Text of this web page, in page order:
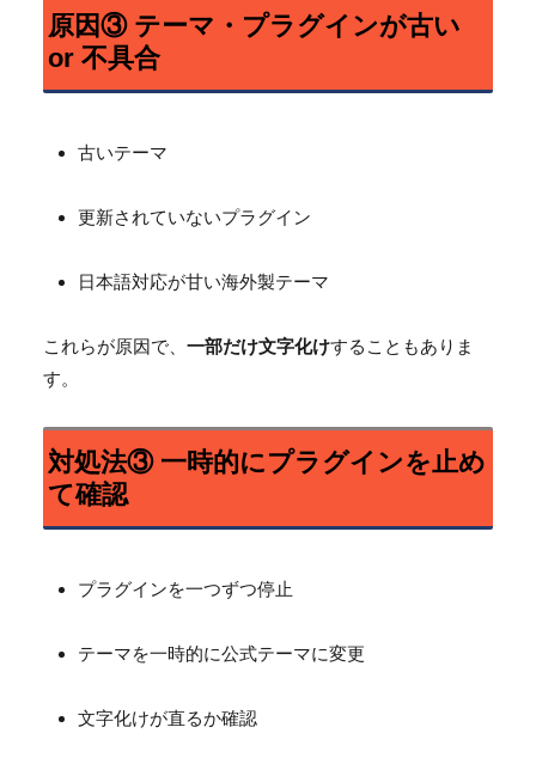
原因③ テーマ・プラグインが古い
or 不具合
古いテーマ
更新されていないプラグイン
日本語対応が甘い海外製テーマ
これらが原因で、 一部だけ文字化けすることもありま
す。
対処法③ 一時的にプラグインを止め
て確認
プラグインを一つずつ停止
テーマを一時的に公式テーマに変更
文字化けが直るか確認